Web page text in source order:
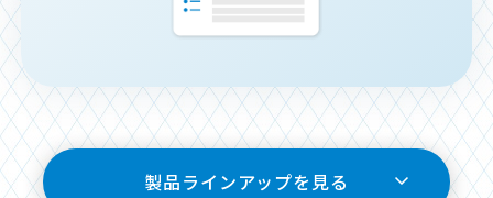
製品ラインアップを見る